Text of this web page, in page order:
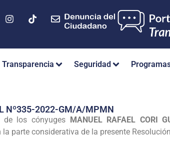
Transparencia Seguridad
Nº335-2022-GM/A/MPMN
los cónyuges MANUEL RAFAEL CORI
parte considerativa de la presente